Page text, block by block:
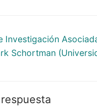
Investigación
Schortman